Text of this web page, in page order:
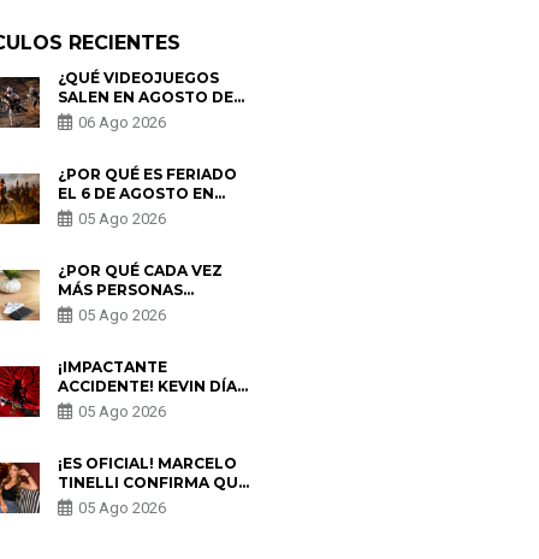
RECIENTES
¿QUÉ VIDEOJUEGOS
SALEN EN AGOSTO DE
2026? ESTOS SON LOS
ESTRENOS MÁS
06 Ago 2026
¿POR QUÉ ES FERIADO
EL 6 DE AGOSTO EN
PERÚ? ESTA ES LA
HISTORIA
05 Ago 2026
¿POR QUÉ CADA VEZ
MÁS PERSONAS
UTILIZAN UNA VPN
PARA PROTEGER SU
05 Ago 2026
¡IMPACTANTE
ACCIDENTE! KEVIN DÍAZ
CAE DESDE OCHO
METROS EN “ESTO ES
PREOCUPACIÓN
05 Ago 2026
¡ES OFICIAL! MARCELO
TINELLI CONFIRMA QUE
REGRESÓ CON MILETT
FIGUEROA: “EL AMOR
05 Ago 2026